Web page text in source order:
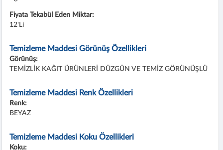
Fiyata Tekabül Eden Miktar:
12'li
Temizleme Maddesi Görünüş Özellikleri
Görünüş:
TEMİZLİK KAĞIT ÜRÜNLERİ DÜZGÜN VE TEMİZ GÖRÜNÜŞLÜ
Temizleme Maddesi Renk Özellikleri
Renk:
BEYAZ
Temizleme Maddesi Koku Özellikleri
Koku: